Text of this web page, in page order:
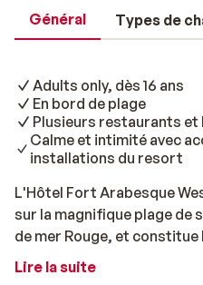
Général Types de
Adults only, dès 16 ans
En bord de plage
Plusieurs restaurants et
Calme et intimité avec
installations du resort
L'Hôtel Fort Arabesque
sur la magnifique plage de
de mer Rouge, et
aux adultes du complexe
Lire la suite